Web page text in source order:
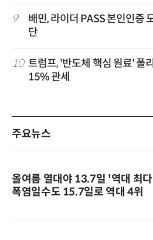
9
배민, 라이더 PASS 본인인증
단
10 트럼프, '반도체 핵심 원료' 폴
15% 관세
주요뉴스
올여름 열대야 13.7일 '역대 최
폭염일수도 15.7일로 역대 4위